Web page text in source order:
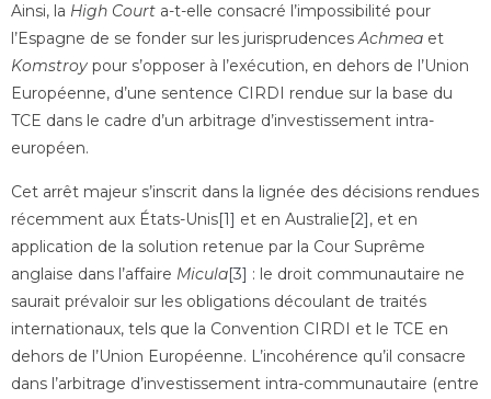
Ainsi, la High Court a-t-elle consacré l’impossibilité pour
l’Espagne de se fonder sur les jurisprudencesAchmea et
Komstroy pour s’opposer à l’exécution, en dehors de l’Union
Européenne, d’une sentence CIRDI rendue sur la base du
TCE dans le cadre d’un arbitrage d’investissement intra-
européen.
Cet arrêt majeur s’inscrit dans la lignée des décisions rendues
récemment aux États-Unis[1] et en Australie[2], et en
application de la solution retenue par la Cour Suprême
anglaise dans l’affaire Micula[3] : le droit communautaire ne
saurait prévaloir sur les obligations découlant de traités
internationaux, tels que la Convention CIRDI et le TCE en
dehors de l’Union Européenne. L’incohérence qu’il consacre
dans l’arbitrage d’investissement intra-communautaire (entre